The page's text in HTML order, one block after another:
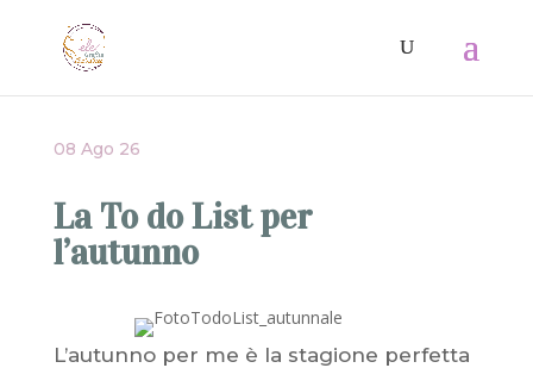
08 Ago 26
La To do List per
l’autunno
L’autunno per me è la stagione perfetta